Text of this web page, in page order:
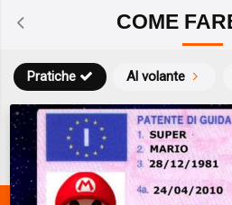
COME
Al volante
Pratiche